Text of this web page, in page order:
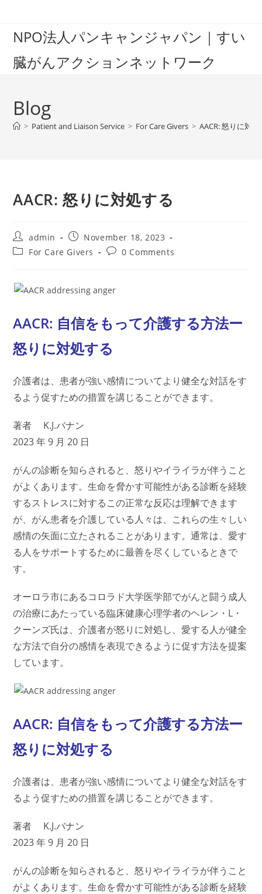
contentNPO法人パンキャンジャパン｜すい
臓がんアクションネットワーク
Blog
> Patient and Liaison Service > For Care Givers > AACR: 怒りに対
AACR: 怒りに対処する
Post
author:
admin
Post
published:
November 18, 2023
PostFor Care Givers
Post0 Comments
AACR: 自信をもって介護する方法ー
怒りに対処する
介護者は、患者が強い感情についてより健全な対話をす
るよう促すための措置を講じることができます。
著者 K.J.バナン
2023 年 9 月 20 日
がんの診断を知らされると、怒りやイライラが伴うこと
がよくあります。生命を脅かす可能性がある診断を経験
するストレスに対するこの正常な反応は理解できます
が、がん患者を介護している人々は、これらの生々しい
感情の矢面に立たされることがあります。通常は、愛す
る人をサポートするために最善を尽くしているときで
す。
オーロラ市にあるコロラド大学医学部でがんと闘う成人
の治療にあたっている臨床健康心理学者のヘレン・L・
クーンズ氏は、介護者が怒りに対処し、愛する人が健全
な方法で自分の感情を表現できるように促す方法を提案
しています。
AACR: 自信をもって介護する方法ー
怒りに対処する
介護者は、患者が強い感情についてより健全な対話をす
るよう促すための措置を講じることができます。
著者 K.J.バナン
2023 年 9 月 20 日
がんの診断を知らされると、怒りやイライラが伴うこと
がよくあります。生命を脅かす可能性がある診断を経験